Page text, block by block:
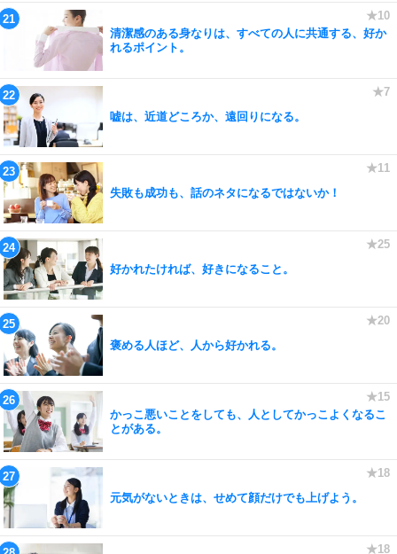
清潔感のある身なりは、すべての人に共通する、好か
れるポイント。
嘘は、近道どころか、遠回りになる。
失敗も成功も、話のネタになるではないか！
好かれたければ、好きになること。
褒める人ほど、人から好かれる。
かっこ悪いことをしても、人としてかっこよくなるこ
とがある。
元気がないときは、せめて顔だけでも上げよう。